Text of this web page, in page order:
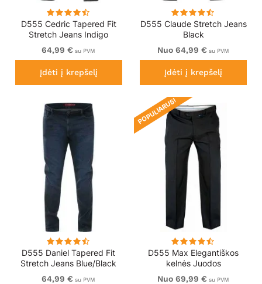
D555 Cedric Tapered Fit
Stretch Jeans Indigo
64,99 € su PVM
Įdėti į krepšelį
D555 Claude Stretch Jeans
Black
Nuo 64,99 € su PVM
Įdėti į krepšelį
D555 Daniel Tapered Fit
Stretch Jeans Blue/Black
Wash
64,99 € su PVM
D555 Max Elegantiškos
kelnės Juodos
POPULIARUS!
Nuo 69,99 € su PVM